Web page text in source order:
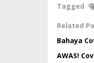
Tagged
Related
Bahaya
AWAS!